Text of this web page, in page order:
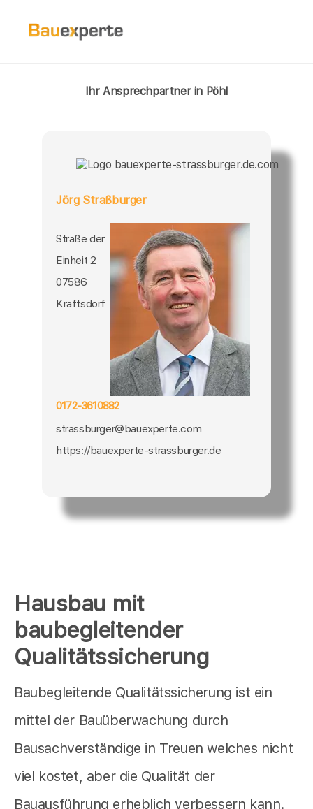
Hausbau mit
baubegleitender
Qualitätssicherung
Baubegleitende Qualitätssicherung ist ein
mittel der Bauüberwachung durch
Bausachverständige in Treuen welches nicht
viel kostet, aber die Qualität der
Bauausführung erheblich verbessern kann.
Ihr Ansprechpartner in Pöhl
Jörg Straßburger
Straße der
Einheit 2
07586
Kraftsdorf
0172-3610882
strassburger@bauexperte.com
https://bauexperte-strassburger.de